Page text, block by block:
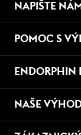
NAPIŠTE NÁM
POMOC S
ENDORPHIN
NAŠE